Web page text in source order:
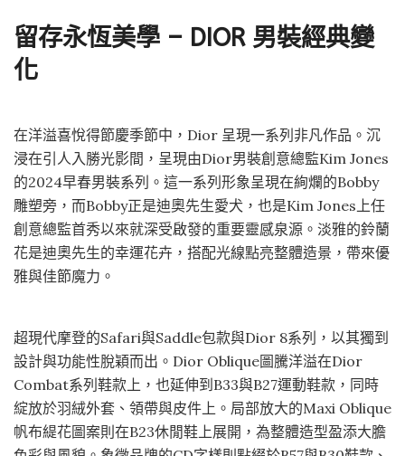
留存永恆美學 – DIOR 男裝經典變
化
在洋溢喜悅得節慶季節中，Dior 呈現一系列非凡作品。沉
浸在引人入勝光影間，呈現由Dior男裝創意總監Kim Jones
的2024早春男裝系列。這一系列形象呈現在絢爛的Bobby
雕塑旁，而Bobby正是迪奧先生愛犬，也是Kim Jones上任
創意總監首秀以來就深受啟發的重要靈感泉源。淡雅的鈴蘭
花是迪奧先生的幸運花卉，搭配光線點亮整體造景，帶來優
雅與佳節魔力。
超現代摩登的Safari與Saddle包款與Dior 8系列，以其獨到
設計與功能性脫穎而出。Dior Oblique圖騰洋溢在Dior
Combat系列鞋款上，也延伸到B33與B27運動鞋款，同時
綻放於羽絨外套、領帶與皮件上。局部放大的Maxi Oblique
帆布緹花圖案則在B23休閒鞋上展開，為整體造型盈添大膽